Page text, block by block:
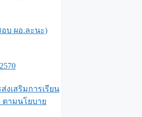
อบ ผอ.ละนะ)
งเสริมการเรียน
ตามนโยบาย